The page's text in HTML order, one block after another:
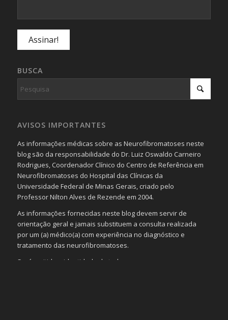
BUSCA
AVISOS IMPORTANTES
As informações médicas sobre as Neurofibromatoses neste
blog são da responsabilidade do Dr. Luiz Oswaldo Carneiro
Rodrigues, Coordenador Clínico do Centro de Referência em
Neurofibromatoses do Hospital das Clínicas da
Universidade Federal de Minas Gerais, criado pelo
Professor Nilton Alves de Rezende em 2004.
As informações fornecidas neste blog devem servir de
orientação geral e jamais substituem a consulta realizada
por um (a) médico(a) com experiência no diagnóstico e
tratamento das neurofibromatoses.
Será omitida a identidade de todas as pessoas que